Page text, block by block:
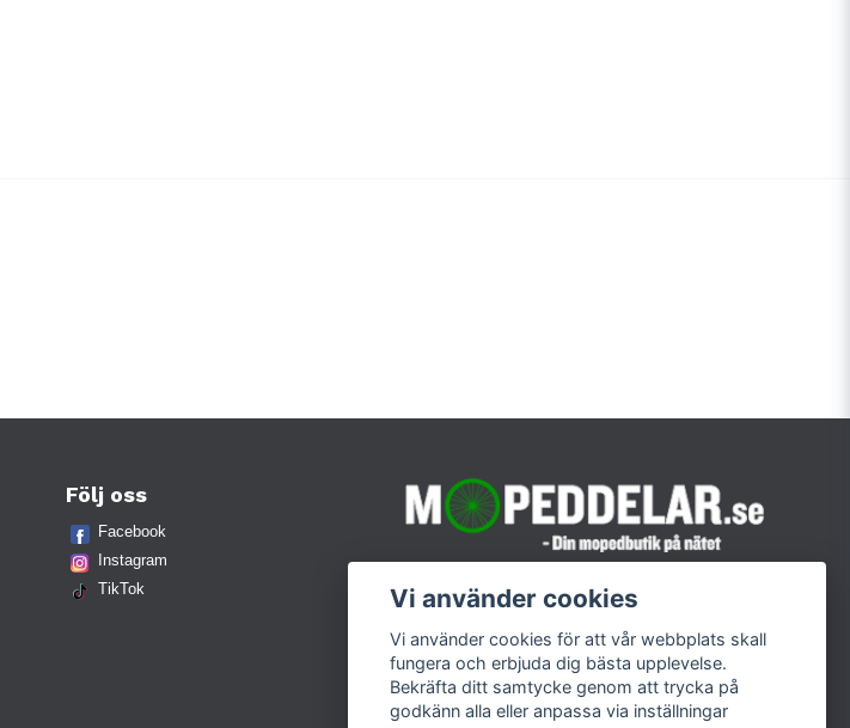
Följ oss
Facebook
Instagram
TikTok
Vi använder cookies
Vi använder cookies för att vår webbplats skall
fungera och erbjuda dig bästa upplevelse.
Bekräfta ditt samtycke genom att trycka på
godkänn alla eller anpassa via inställningar